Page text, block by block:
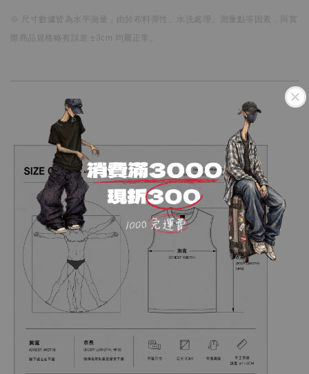
※ 尺寸數據皆為水平測量， 由於布料彈性、水洗處理、測量點等因素，
與實
際商品規格略有誤差 ±3cm 均屬正常。